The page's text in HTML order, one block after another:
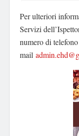
Per ulteriori
Servizi
numero di
mail